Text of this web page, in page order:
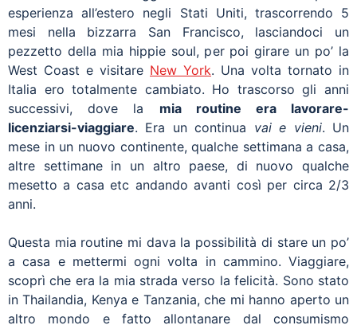
esperienza all’estero negli Stati Uniti, trascorrendo 5
mesi nella bizzarra San Francisco, lasciandoci un
pezzetto della mia hippie soul, per poi girare un po’ la
West Coast e visitare New York. Una volta tornato in
Italia ero totalmente cambiato. Ho trascorso gli anni
successivi, dove la mia routine era lavorare-
licenziarsi-viaggiare. Era un continua vai e vieni. Un
mese in un nuovo continente, qualche settimana a casa,
altre settimane in un altro paese, di nuovo qualche
mesetto a casa etc andando avanti così per circa 2/3
anni.
Questa mia routine mi dava la possibilità di stare un po’
a casa e mettermi ogni volta in cammino. Viaggiare,
scoprì che era la mia strada verso la felicità. Sono stato
in Thailandia, Kenya e Tanzania, che mi hanno aperto un
altro mondo e fatto allontanare dal consumismo